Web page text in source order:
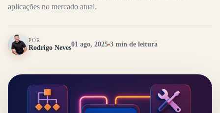
aplicações no mercado atual.
POR
Rodrigo Neves01 ago, 2025 3 min de leitura